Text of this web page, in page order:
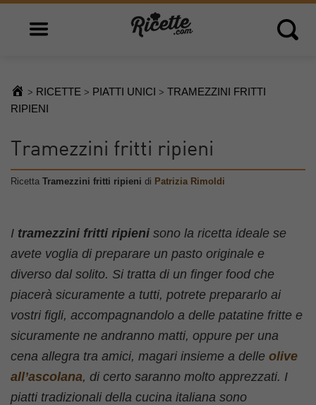
Open main menu Open
> RICETTE > PIATTI UNICI > TRAMEZZINI FRITTI
RIPIENI
Tramezzini fritti ripieni
Ricetta Tramezzini fritti ripieni di Patrizia Rimoldi
I tramezzini fritti ripieni sono la ricetta ideale se
avete voglia di preparare un pasto originale e
diverso dal solito. Si tratta di un finger food che
piacerà sicuramente a tutti, potrete prepararlo ai
vostri figli, accompagnandolo a delle patatine fritte e
sicuramente ne andranno matti, oppure per una
cena allegra tra amici, magari insieme a delle olive
all’ascolana, di certo saranno molto apprezzati. I
piatti tradizionali della cucina italiana sono